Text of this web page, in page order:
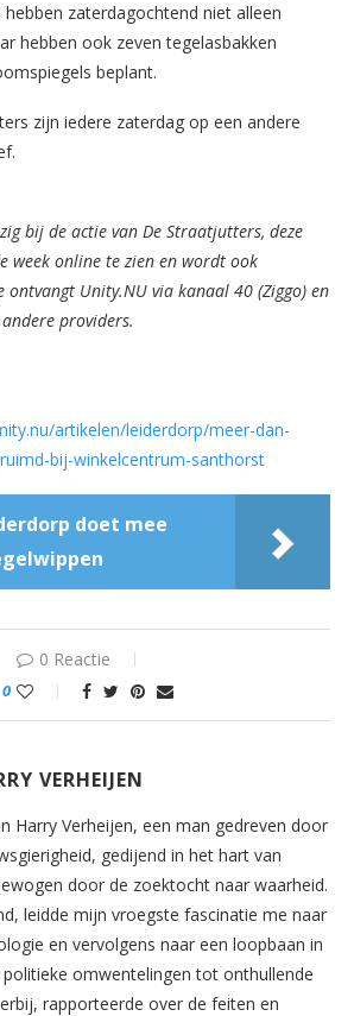
zaterdagochtend niet alleen
hebben ook zeven tegelasbakken
beplant.
zijn iedere zaterdag op een andere
bij de actie van De Straatjutters, deze
week online te zien en wordt ook
ontvangt Unity.NU via kanaal 40 (Ziggo) en
providers.
artikelen/leiderdorp/meer-dan-
bij-winkelcentrum-santhorst
doet mee
0 Reactie
0
VERHEIJEN
Harry Verheijen, een man gedreven door
gedijend in het hart van
door de zoektocht naar waarheid.
leidde mijn vroegste fascinatie me naar
en vervolgens naar een loopbaan in
omwentelingen tot onthullende
rapporteerde over de feiten en